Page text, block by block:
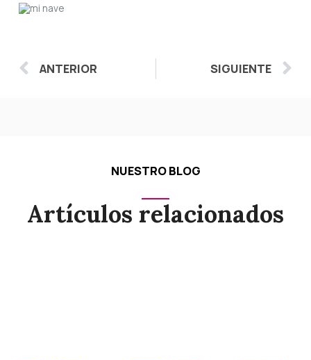
Ant
ANTERIOR SIGUIENTE
NUESTRO BLOG
Artículos relacionados